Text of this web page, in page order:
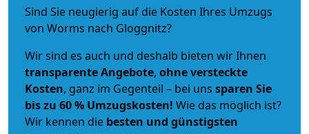
Sind Sie neugierig auf die Kosten Ihres Umzugs
von Worms nach Gloggnitz?
Wir sind es auch und deshalb bieten wir Ihnen
transparente Angebote, ohne versteckte
Kosten, ganz im Gegenteil – bei uns sparen Sie
bis zu 60 % Umzugskosten! Wie das möglich ist?
Wir kennen die besten und günstigsten